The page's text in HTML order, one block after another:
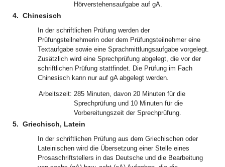
Hörverstehensaufgabe auf gA.
4. Chinesisch
In der schriftlichen Prüfung werden der
Prüfungsteilnehmerin oder dem Prüfungsteilnehmer eine
Textaufgabe sowie eine Sprachmittlungsaufgabe vorgelegt.
Zusätzlich wird eine Sprechprüfung abgelegt, die vor der
schriftlichen Prüfung stattfindet. Die Prüfung im Fach
Chinesisch kann nur auf gA abgelegt werden.
Arbeitszeit: 285 Minuten, davon 20 Minuten für die
Sprechprüfung und 10 Minuten für die
Vorbereitungszeit der Sprechprüfung.
5. Griechisch, Latein
In der schriftlichen Prüfung aus dem Griechischen oder
Lateinischen wird die Übersetzung einer Stelle eines
Prosaschriftstellers in das Deutsche und die Bearbeitung